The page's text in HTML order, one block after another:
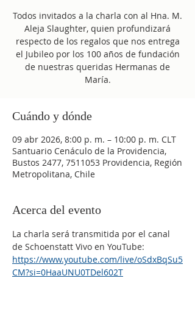
Todos invitados a la charla con al Hna. M.
Aleja Slaughter, quien profundizará
respecto de los regalos que nos entrega
el Jubileo por los 100 años de fundación
de nuestras queridas Hermanas de
María.
Cuándo y dónde
09 abr 2026, 8:00 p. m. – 10:00 p. m. CLT
Santuario Cenáculo de la Providencia,
Bustos 2477, 7511053 Providencia, Región
Metropolitana, Chile
Acerca del evento
La charla será transmitida por el canal
de Schoenstatt Vivo en YouTube:
https://www.youtube.com/live/oSdxBqSu5
CM?si=0HaaUNU0TDel602T